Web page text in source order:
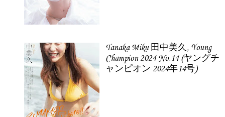
Tanaka Miku 田中美久, Young
Champion 2024 No.14 (ヤングチ
ャンピオン 2024年14号)